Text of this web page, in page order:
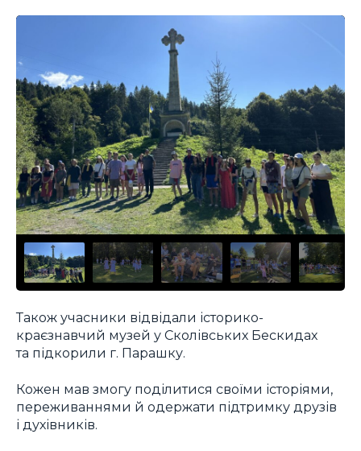
Також учасники відвідали історико-
краєзнавчий музей у Сколівських Бескидах
та підкорили г. Парашку.
Кожен мав змогу поділитися своїми історіями,
переживаннями й одержати підтримку друзів
і духівників.